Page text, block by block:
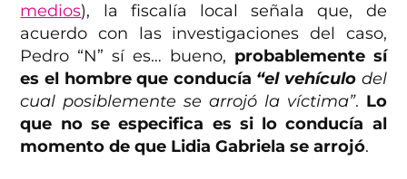
medios), la fiscalía local señala que, de
acuerdo con las investigaciones del caso,
Pedro “N” sí es… bueno, probablemente sí
es el hombre que conducía “el vehículo del
cual posiblemente se arrojó la víctima”. Lo
que no se especifica es si lo conducía al
momento de que Lidia Gabriela se arrojó.